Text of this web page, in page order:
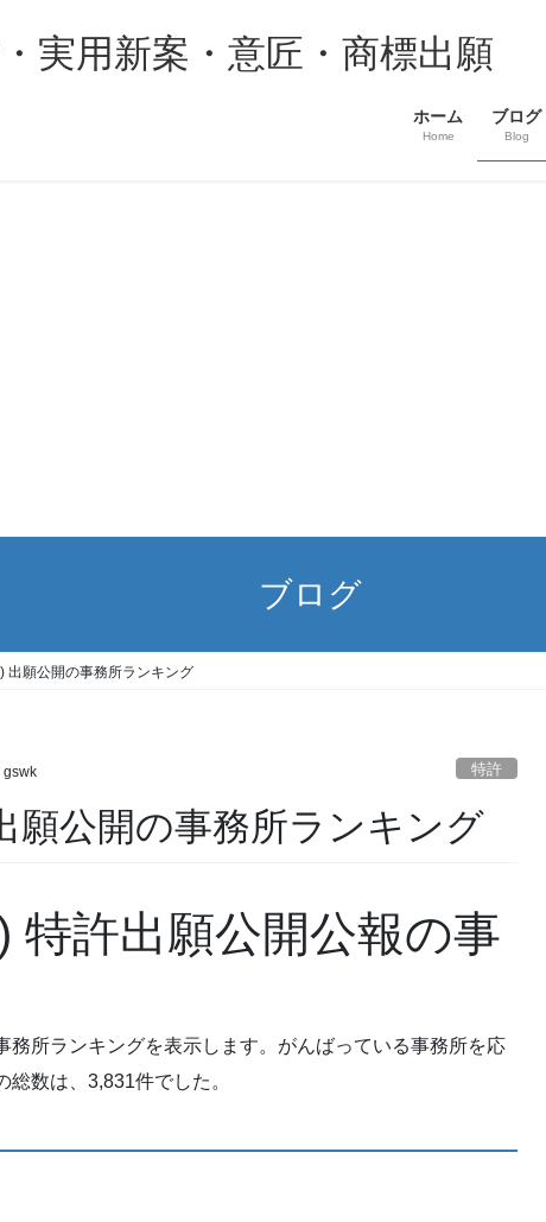
実用新案・意匠・商標出願
ホーム
Home
ブログ
Blog
ブログ
出願公開の事務所ランキング
gswk 特許
願公開の事務所ランキング
特許出願公開公報の事
務所ランキングを表示します。がんばっている事務所を応
数は、3,831件でした。